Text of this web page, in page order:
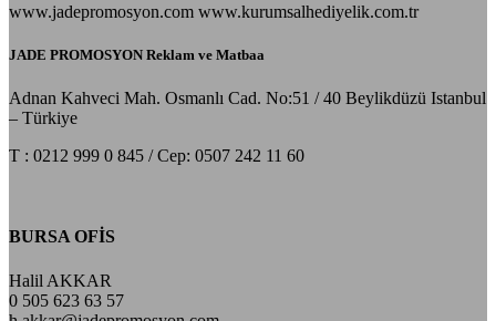
www.jadepromosyon.com www.kurumsalhediyelik.com.tr
JADE PROMOSYON Reklam ve Matbaa
Adnan Kahveci Mah. Osmanlı Cad. No:51 / 40 Beylikdüzü Istanbul
– Türkiye
T : 0212 999 0 845 / Cep: 0507 242 11 60
BURSA OFİS
Halil AKKAR
0 505 623 63 57